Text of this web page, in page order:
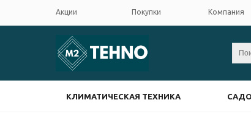
Акции Покупки Компания
КЛИМАТИЧЕСКАЯ ТЕХНИКА